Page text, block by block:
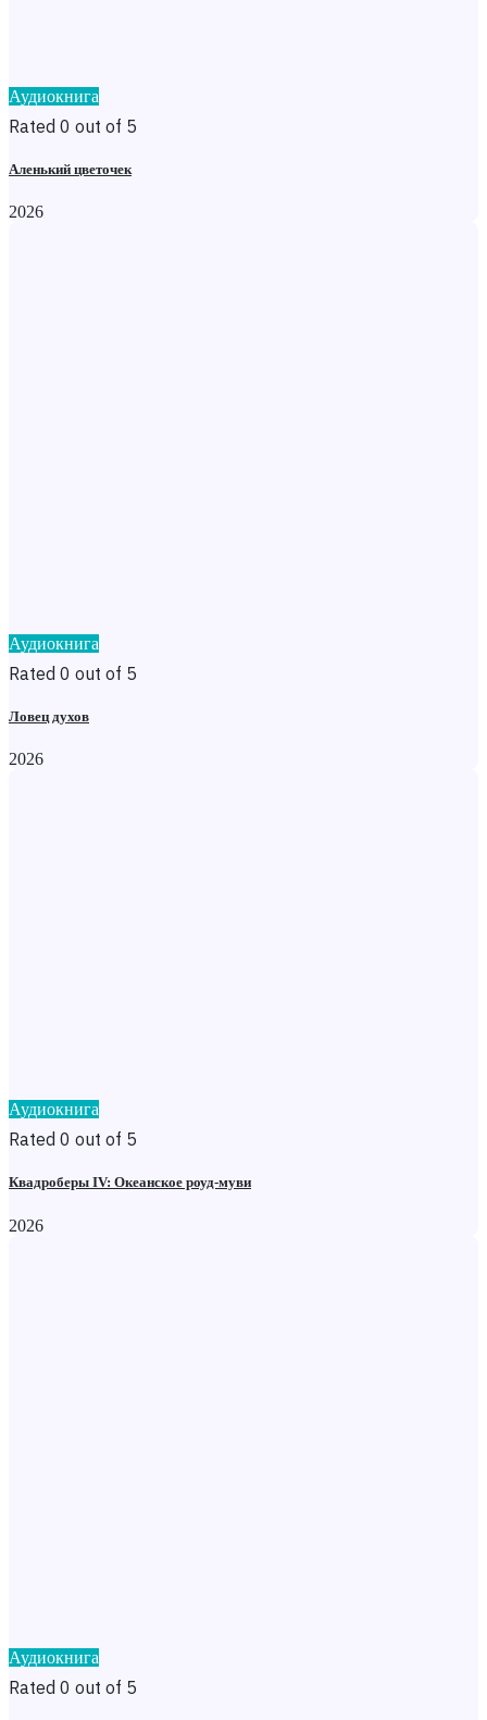
Аудиокнига
Rated 0 out of 5
Аленький цветочек
2026
Аудиокнига
Rated 0 out of 5
Ловец духов
2026
Аудиокнига
Rated 0 out of 5
Квадроберы IV: Океанское роуд-муви
2026
Аудиокнига
Rated 0 out of 5